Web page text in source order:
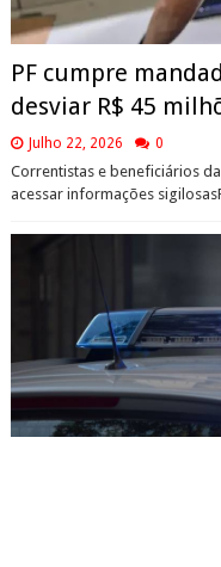
PF cumpre
desviar R$ 45
Julho 22, 2026 0
Correntistas e beneficiários
acessar informações